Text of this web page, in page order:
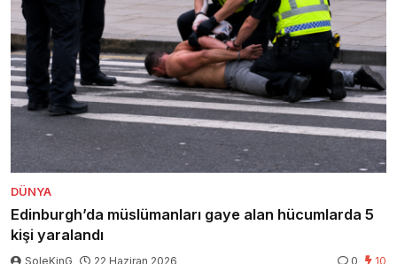
DÜNYA
Edinburgh’da müslümanları gaye alan hücumlarda 5
kişi yaralandı
SoleKinG 22 Haziran 2026 0 10